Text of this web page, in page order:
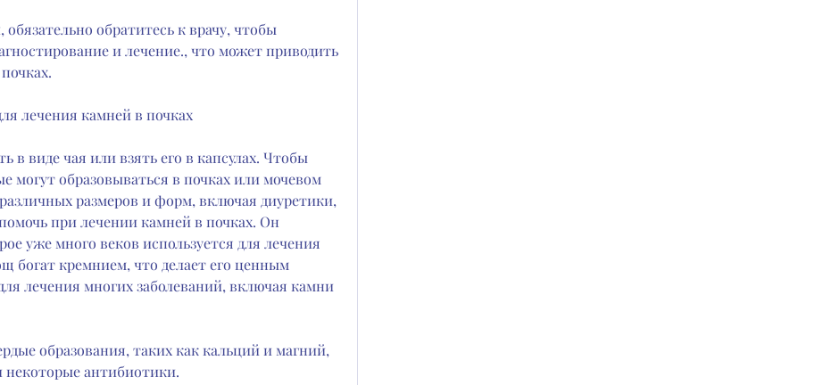
обратитесь к врачу, чтобы
и лечение., что может приводить
лечения камней в почках
в виде чая или взять его в капсулах. Чтобы
могут образовываться в почках или мочевом
размеров и форм, включая диуретики,
при лечении камней в почках. Он
уже много веков используется для лечения
богат кремнием, что делает его ценным
лечения многих заболеваний, включая камни
образования, таких как кальций и магний,
некоторые антибиотики.